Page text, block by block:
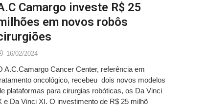
Camargo investe R$ 25
em novos robôs
16/02/2024
A.C.Camargo Cancer Center, referência em
oncológico, recebeu dois novos modelos
plataformas para cirurgias robóticas, os Da Vinci
e Da Vinci XI. O investimento de R$ 25 milhõ